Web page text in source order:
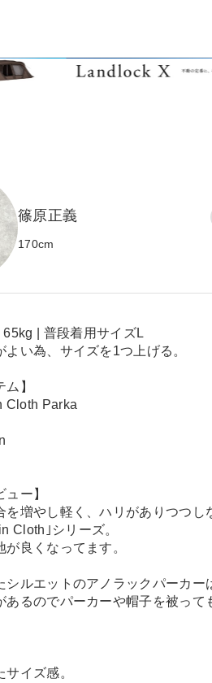
篠原正義
170cm
| 普段着用サイズL
よい為、サイズを1つ上げる。
ム】
Cloth Parka
ュー】
を増やし軽く、ハリがありつつし
Cloth｣シリーズ。
良くなってます。
シルエットのアノラックパーカー
あるのでパーカーや帽子を被って
イズ感。